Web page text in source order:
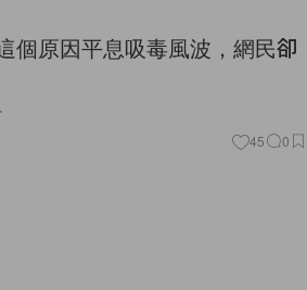
個原因平息吸毒風波，網民卻
45 0